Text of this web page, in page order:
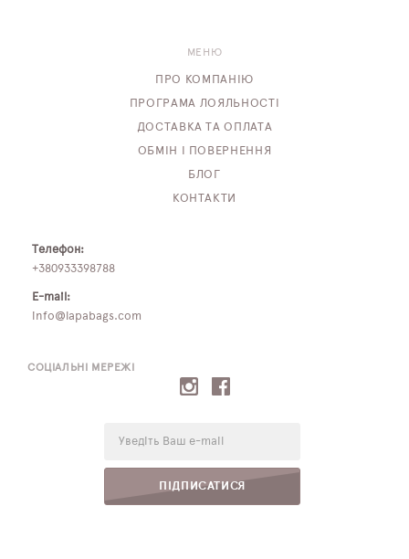
СОЦІАЛЬНІ МЕРЕЖІ
ПІДПИСАТИСЯ
МЕНЮ
ПРО КОМПАНІЮ
ПРОГРАМА ЛОЯЛЬНОСТІ
ДОСТАВКА ТА ОПЛАТА
ОБМІН І ПОВЕРНЕННЯ
БЛОГ
КОНТАКТИ
Телефон:
+380933398788
E-mail:
info@lapabags.com